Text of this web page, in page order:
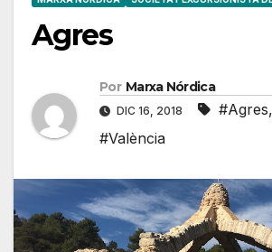
Agres
Por Marxa Nórdica
DIC 16, 2018 #Agres,
#València